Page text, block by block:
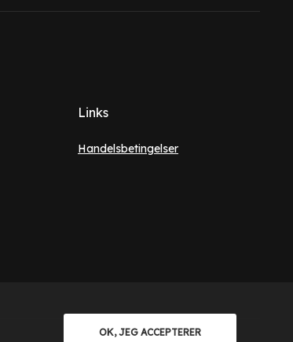
Links
Handelsbetingelser
OK, JEG ACCEPTERER